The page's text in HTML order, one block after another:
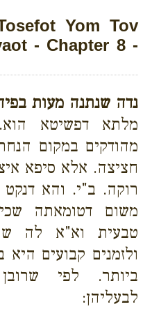
Yom Tov
- Chapter 8 -
נדה שנתנה מעות
מלתא דפשיטא
מהודקים במקום
חציצה. אלא סיפא
רוקה. ב"י. והא
משום דטומאתה
טבעית וא"א לה
ולזמנים קבועים
ביותר. לפי
לבעליהן: